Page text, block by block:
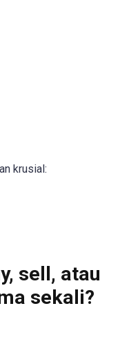
krusial:
sell, atau
sekali?